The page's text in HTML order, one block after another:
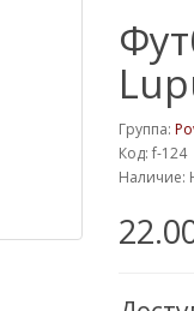
Группа:
Код: f-124
Наличие: